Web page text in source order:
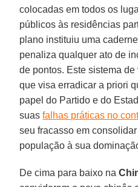
colocadas em todos os
públicos às residências
plano instituiu uma
penaliza qualquer ato de
de pontos. Este sistema
que visa erradicar a priori
papel do Partido e do
suasfalhas práticas no
seu fracasso em
população à sua
De cima para baixo na